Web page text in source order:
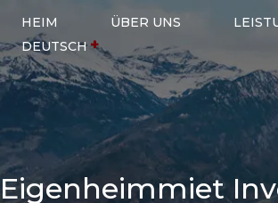
HEIM ÜBER UNS
DEUTSCH
Eigenheimmiet